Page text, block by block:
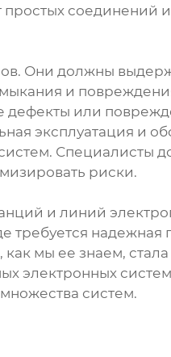
соединений и
Они должны
и
дефекты или
эксплуатация и
Специалисты
риски.
и линий
требуется надежная
мы ее знаем,
электронных
систем.